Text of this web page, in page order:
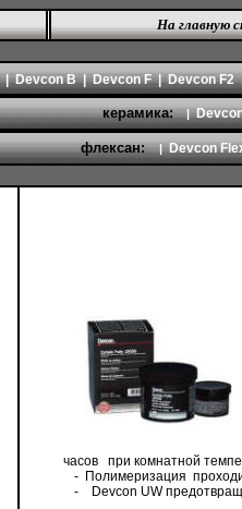
На главную
| Devcon B |Devcon F |Devcon F2
керамика: |
флексан: | Devcon
часов при комнатной
- Полимеризация
-
Devcon UW